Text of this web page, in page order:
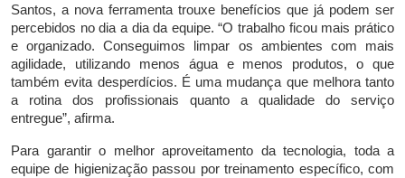
Santos, a nova ferramenta trouxe benefícios que já podem ser
percebidos no dia a dia da equipe. “O trabalho ficou mais prático
e organizado. Conseguimos limpar os ambientes com mais
agilidade, utilizando menos água e menos produtos, o que
também evita desperdícios. É uma mudança que melhora tanto
a rotina dos profissionais quanto a qualidade do serviço
entregue”, afirma.
Para garantir o melhor aproveitamento da tecnologia, toda a
equipe de higienização passou por treinamento específico, com